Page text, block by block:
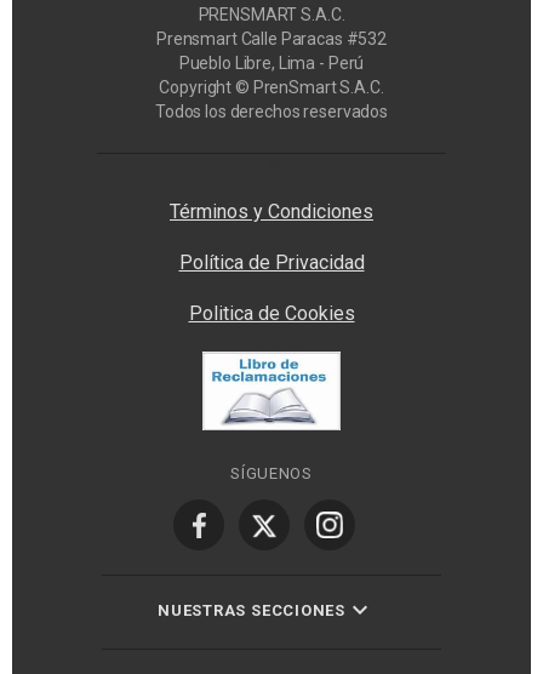
PRENSMART S.A.C.
Prensmart Calle Paracas #532
Pueblo Libre, Lima - Perú
Copyright © PrenSmart S.A.C.
Todos los derechos reservados
Términos y Condiciones
Política de Privacidad
Politica de Cookies
SÍGUENOS
NUESTRAS SECCIONES